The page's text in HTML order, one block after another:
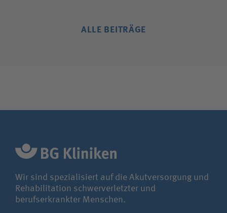
ALLE BEITRÄGE
Wir sind spezialisiert auf die Akutversorgung und
Rehabilitation schwerverletzter und
berufserkrankter Menschen.